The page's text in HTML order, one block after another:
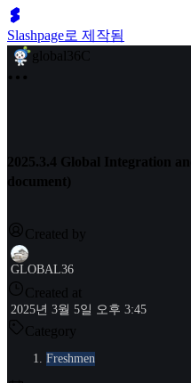
Slashpage로 제작됨
global36C
2025.3.4 Global Integration
document)
Created by
GLOBAL36
Created at
2025년 3월 5일 오후 3:45
Category
Freshmen